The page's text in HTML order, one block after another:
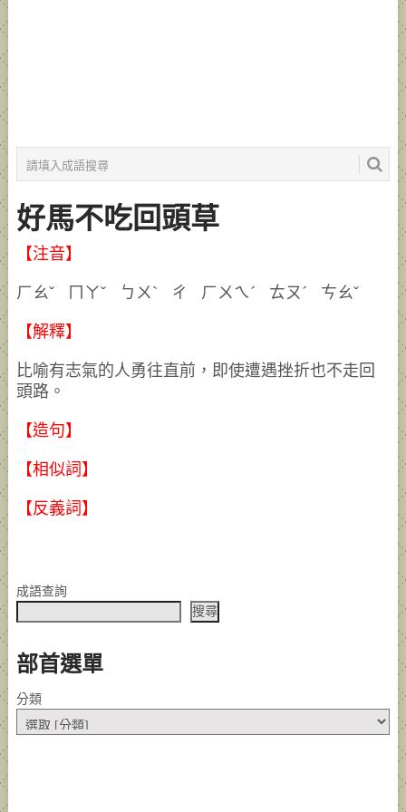
好馬不吃回頭草
【注音】
ㄏㄠˇ ㄇㄚˇ ㄅㄨˋ ㄔ ㄏㄨㄟˊ ㄊㄡˊ ㄘㄠˇ
【解釋】
比喻有志氣的人勇往直前，即使遭遇挫折也不走回
頭路。
【造句】
【相似詞】
【反義詞】
成語查詢
搜尋
部首選單
分類